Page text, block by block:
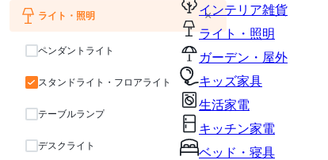
インテリア雑貨
ライト・照明
ガーデン・屋外
キッズ家具
生活家電
キッチン家電
ベッド・寝具
ソファ
チェア・椅子
テーブル・デスク
収納家具
オフィスアクセサリー・備品
インテリア雑貨
ライト・照明 ×
ペンダントライト
スタンドライト・フロアライト
テーブルランプ
デスクライト